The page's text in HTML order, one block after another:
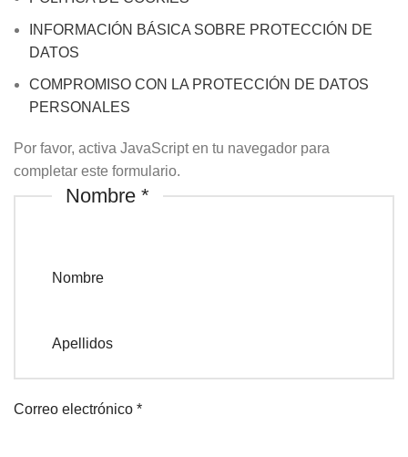
INFORMACIÓN BÁSICA SOBRE PROTECCIÓN DE
DATOS
COMPROMISO CON LA PROTECCIÓN DE DATOS
PERSONALES
Por favor, activa JavaScript en tu navegador para
completar este formulario.
Nombre *
Nombre
Apellidos
Correo electrónico *